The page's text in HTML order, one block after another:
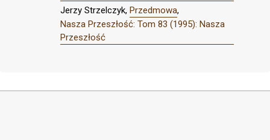
Jerzy Strzelczyk, Przedmowa,
Nasza Przeszłość: Tom 83 (1995): Nasza
Przeszłość